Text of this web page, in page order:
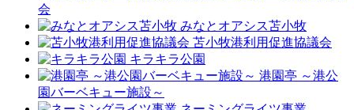
会
みなとオアシス苫小牧
苫小牧港利用促進協議会
キラキラ公園
港園亭 ～港公
園バーベキュー施設～